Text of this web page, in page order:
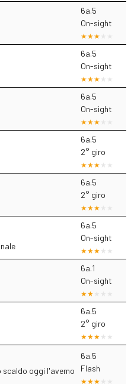
6a.5
On-sight
6a.5
On-sight
6a.5
On-sight
6a.5
2° giro
6a.5
2° giro
6a.5
On-sight
6a.1
On-sight
6a.5
2° giro
oggi l'avemo
6a.5
Flash